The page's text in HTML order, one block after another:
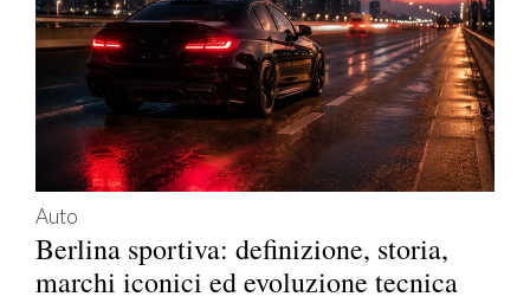
Auto
Berlina sportiva: definizione, storia,
marchi iconici ed evoluzione tecnica